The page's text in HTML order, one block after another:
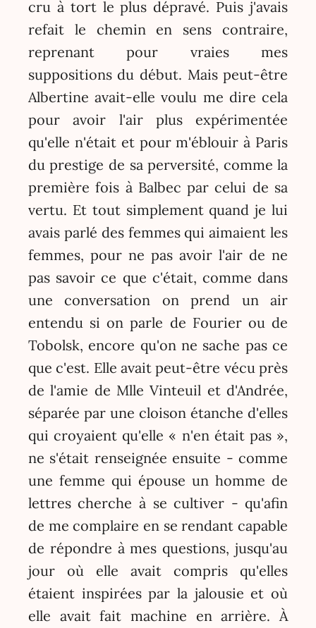
cru à tort le plus dépravé. Puis j'avais
refait le chemin en sens contraire,
reprenant pour vraies mes
suppositions du début. Mais peut-être
Albertine avait-elle voulu me dire cela
pour avoir l'air plus expérimentée
qu'elle n'était et pour m'éblouir à Paris
du prestige de sa perversité, comme la
première fois à Balbec par celui de sa
vertu. Et tout simplement quand je lui
avais parlé des femmes qui aimaient les
femmes, pour ne pas avoir l'air de ne
pas savoir ce que c'était, comme dans
une conversation on prend un air
entendu si on parle de Fourier ou de
Tobolsk, encore qu'on ne sache pas ce
que c'est. Elle avait peut-être vécu près
de l'amie de Mlle Vinteuil et d'Andrée,
séparée par une cloison étanche d'elles
qui croyaient qu'elle « n'en était pas »,
ne s'était renseignée ensuite - comme
une femme qui épouse un homme de
lettres cherche à se cultiver - qu'afin
de me complaire en se rendant capable
de répondre à mes questions, jusqu'au
jour où elle avait compris qu'elles
étaient inspirées par la jalousie et où
elle avait fait machine en arrière. À